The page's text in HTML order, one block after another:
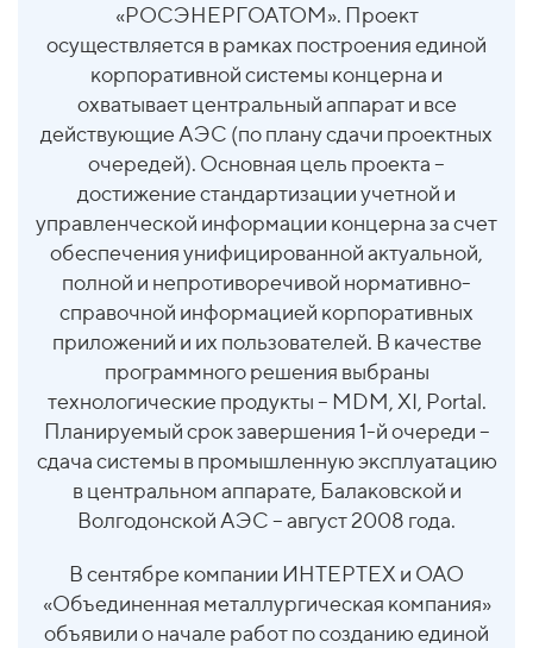
«РОСЭНЕРГОАТОМ». Проект
осуществляется в рамках построения единой
корпоративной системы концерна и
охватывает центральный аппарат и все
действующие АЭС (по плану сдачи проектных
очередей). Основная цель проекта –
достижение стандартизации учетной и
управленческой информации концерна за счет
обеспечения унифицированной актуальной,
полной и непротиворечивой нормативно-
справочной информацией корпоративных
приложений и их пользователей. В качестве
программного решения выбраны
технологические продукты – MDM, XI, Portal.
Планируемый срок завершения 1-й очереди –
сдача системы в промышленную эксплуатацию
в центральном аппарате, Балаковской и
Волгодонской АЭС – август 2008 года.
В сентябре компании ИНТЕРТЕХ и ОАО
«Объединенная металлургическая компания»
объявили о начале работ по созданию единой